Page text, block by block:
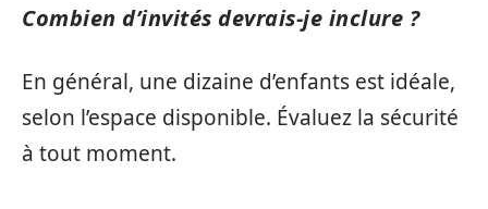
Combien d’invités devrais-je inclure ?
En général, une dizaine d’enfants est idéale,
selon l’espace disponible. Évaluez la sécurité
à tout moment.